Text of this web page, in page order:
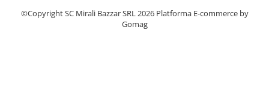
©Copyright SC Mirali Bazzar SRL 2026 Platforma E-commerce by
Gomag